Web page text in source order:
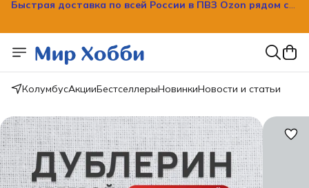
КолумбусАкцииБестселлерыНовинкиНовости и статьи